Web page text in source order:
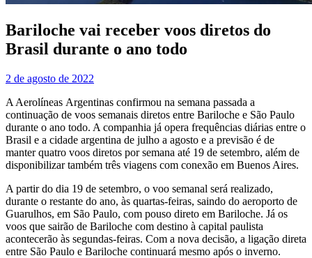
Bariloche vai receber voos diretos do
Brasil durante o ano todo
2 de agosto de 2022
A Aerolíneas Argentinas confirmou na semana passada a
continuação de voos semanais diretos entre Bariloche e São Paulo
durante o ano todo. A companhia já opera frequências diárias entre o
Brasil e a cidade argentina de julho a agosto e a previsão é de
manter quatro voos diretos por semana até 19 de setembro, além de
disponibilizar também três viagens com conexão em Buenos Aires.
A partir do dia 19 de setembro, o voo semanal será realizado,
durante o restante do ano, às quartas-feiras, saindo do aeroporto de
Guarulhos, em São Paulo, com pouso direto em Bariloche. Já os
voos que sairão de Bariloche com destino à capital paulista
acontecerão às segundas-feiras. Com a nova decisão, a ligação direta
entre São Paulo e Bariloche continuará mesmo após o inverno.